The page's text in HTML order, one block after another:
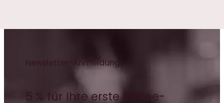
Newsletter-Anmeldung
5 % für Ihre erste Kaffee-